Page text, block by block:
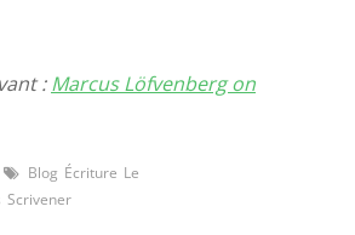
:Marcus Löfvenberg on
Tags
Blog Écriture Le
Scrivener